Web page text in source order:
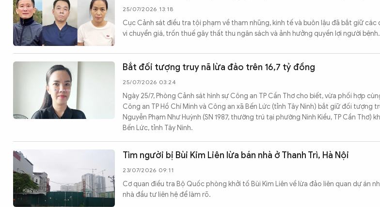
25/07/2026 13:18
Cục Cảnh sát điều tra tội phạm về tham nhũng, kinh tế và buôn lậu đã bắt giữ các
vi chuyển giá, trốn thuế gây thất thu ngân sách và ảnh hưởng quyền lợi người bệnh.
Bắt đối tượng truy nã lừa đảo trên 16,7 tỷ đồng
25/07/2026 03:24
Ngày 25/7, Phòng Cảnh sát hình sự Công an TP Cần Thơ cho biết, vừa phối hợp
Công an TP Hồ Chí Minh và Công an xã Bến Lức (tỉnh Tây Ninh) bắt giữ đối tượng
Nguyễn Phạm Như Huỳnh (SN 1987, thường trú tại phường Ninh Kiều, TP Cần Thơ)
Bến Lức, tỉnh Tây Ninh.
Tìm người bị Bùi Kim Liên lừa bán nhà ở Thanh Trì, Hà Nội
23/07/2026 09:11
Cơ quan điều tra Bộ Quốc phòng khởi tố Bùi Kim Liên về lừa đảo liên quan dự án
nhà đầu tư liên hệ để làm rõ.